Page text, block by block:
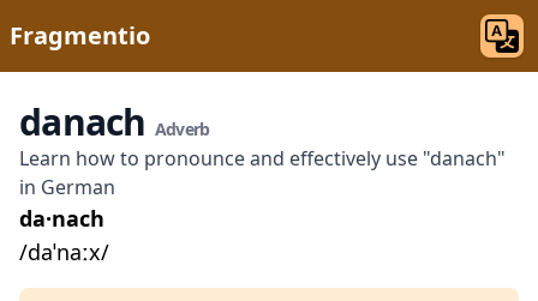
Fragmentio
danach Adverb
Learn how to pronounce and effectively use "danach"
in German
da·nach
/daˈnaːx/